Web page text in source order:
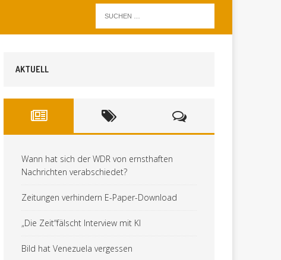
AKTUELL
Wann hat sich der WDR von ernsthaften
Nachrichten verabschiedet?
Zeitungen verhindern E-Paper-Download
„Die Zeit“fälscht Interview mit KI
Bild hat Venezuela vergessen